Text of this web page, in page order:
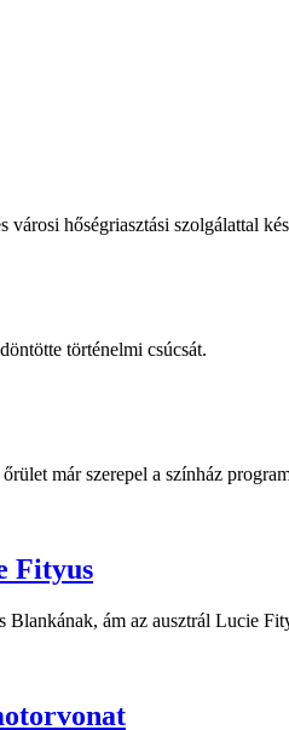
hőségriasztási szolgálattal
történelmi csúcsát.
már szerepel a színház
Fityus
ám az ausztrál Lucie